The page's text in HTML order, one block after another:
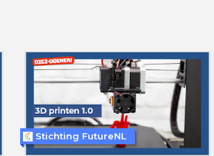
Stichting FutureNL